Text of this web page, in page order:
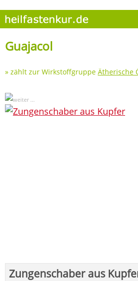
Guajacol
» zählt zur Wirkstoffgruppe Ätherische
Zungenschaber aus